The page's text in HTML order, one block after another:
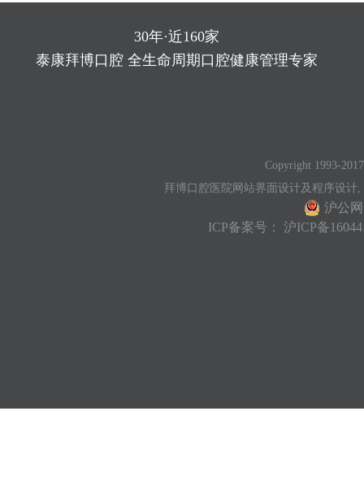
30年·近160家
泰康拜博口腔 全生命周期口腔健康管理专家
Copyright 1993-
拜博口腔医院网站界面设计及程序设
沪公网
ICP备案号： 沪ICP备